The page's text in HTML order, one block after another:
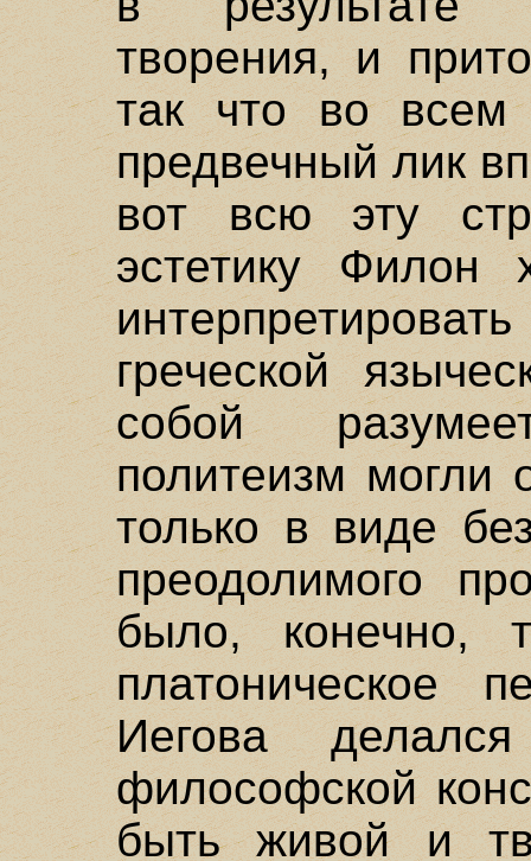
творения, и
так что во всем
предвечный лик
вот всю эту
эстетику Филон
греческой
собой
политеизм могли
только в виде
преодолимого
было, конечно,
платоническое
Иегова
философской
быть живой и